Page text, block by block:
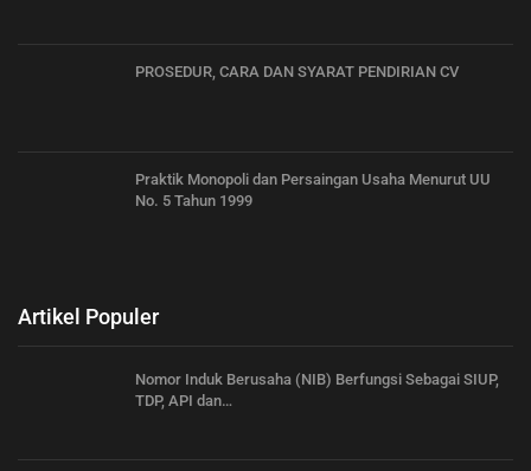
PROSEDUR, CARA DAN SYARAT PENDIRIAN CV
Praktik Monopoli dan Persaingan Usaha Menurut UU
No. 5 Tahun 1999
Artikel Populer
Nomor Induk Berusaha (NIB) Berfungsi Sebagai SIUP,
TDP, API dan…